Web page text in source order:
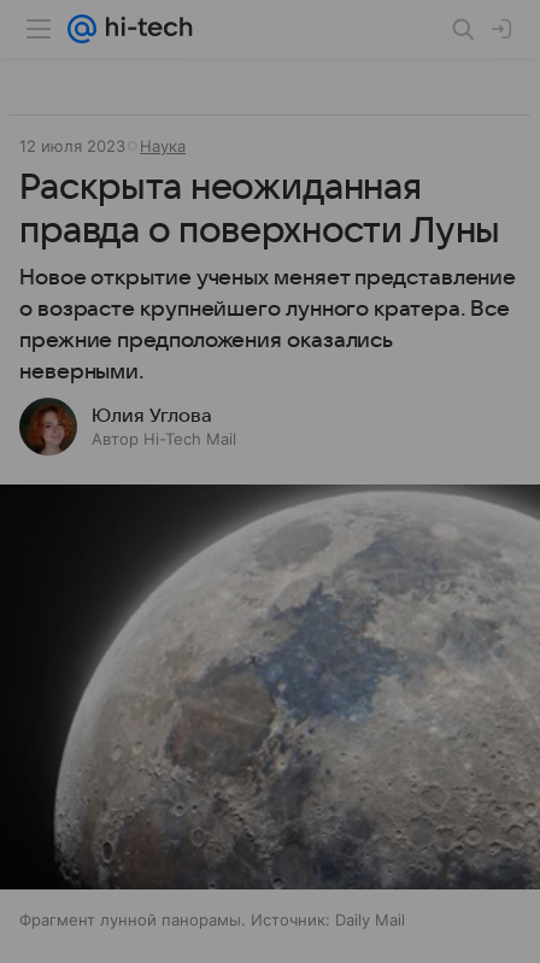
12 июля 2023 Наука
Раскрыта неожиданная
правда о поверхности Луны
Новое открытие ученых меняет представление
о возрасте крупнейшего лунного кратера. Все
прежние предположения оказались
неверными.
Юлия Углова
Автор Hi-Tech Mail
Фрагмент лунной панорамы. Источник: Daily Mail